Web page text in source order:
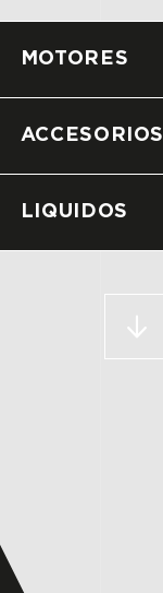
MOTORES
ACCESORIOS
LIQUIDOS